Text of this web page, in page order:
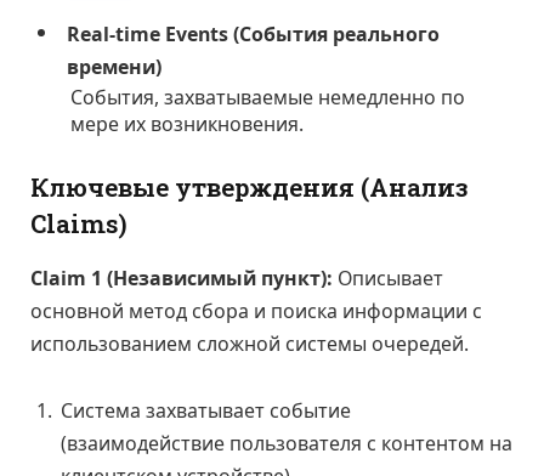
Real-time Events (События реального
времени)
События, захватываемые немедленно по
мере их возникновения.
Ключевые утверждения (Анализ
Claims)
Claim 1 (Независимый пункт): Описывает
основной метод сбора и поиска информации с
использованием сложной системы очередей.
Система захватывает событие
(взаимодействие пользователя с контентом на